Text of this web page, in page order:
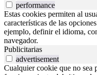
performance
Estas cookies permiten al
características de las
ejemplo, definir el idioma,
navegador.
Publicitarias
advertisement
Cualquier cookie que no sea